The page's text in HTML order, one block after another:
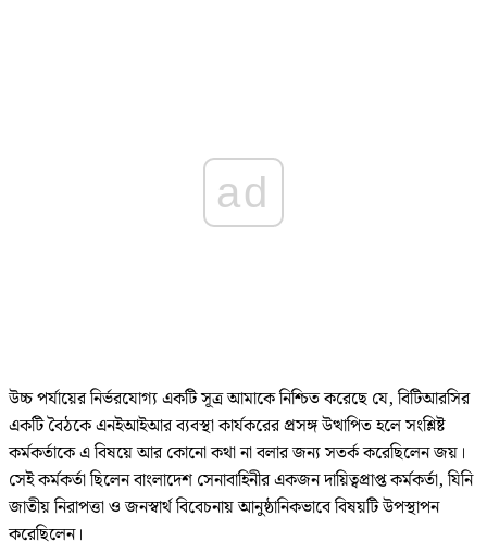
ad
উচ্চ পর্যায়ের নির্ভরযোগ্য একটি সূত্র আমাকে নিশ্চিত করেছে যে, বিটিআরসির
একটি বৈঠকে এনইআইআর ব্যবস্থা কার্যকরের প্রসঙ্গ উত্থাপিত হলে সংশ্লিষ্ট
কর্মকর্তাকে এ বিষয়ে আর কোনো কথা না বলার জন্য সতর্ক করেছিলেন জয়।
সেই কর্মকর্তা ছিলেন বাংলাদেশ সেনাবাহিনীর একজন দায়িত্বপ্রাপ্ত কর্মকর্তা, যিনি
জাতীয় নিরাপত্তা ও জনস্বার্থ বিবেচনায় আনুষ্ঠানিকভাবে বিষয়টি উপস্থাপন
করেছিলেন।